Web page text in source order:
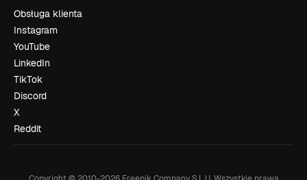
Obsługa klienta
Instagram
YouTube
LinkedIn
TikTok
Discord
X
Reddit